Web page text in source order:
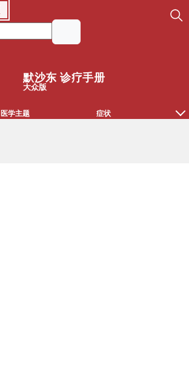
默沙东 诊疗手册
大众版
医学主题 症状